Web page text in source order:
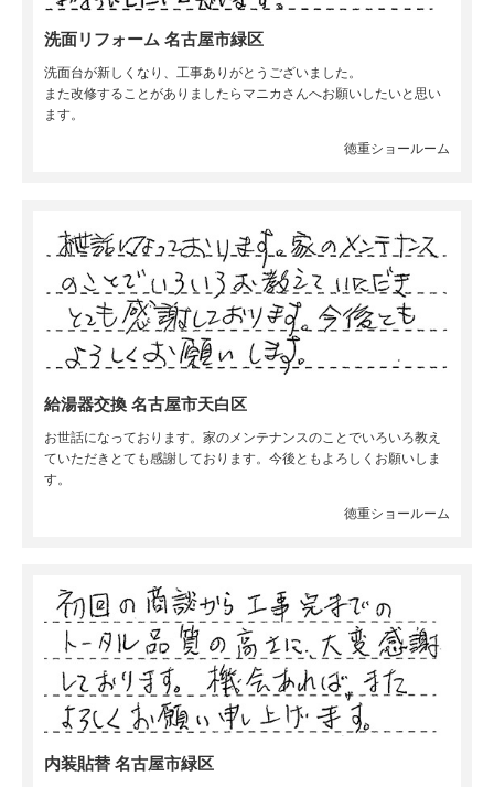
洗面リフォーム 名古屋市緑区
洗面台が新しくなり、工事ありがとうございました。
また改修することがありましたらマニカさんへお願いしたいと思い
ます。
徳重ショールーム
給湯器交換 名古屋市天白区
お世話になっております。家のメンテナンスのことでいろいろ教え
ていただきとても感謝しております。今後ともよろしくお願いしま
す。
徳重ショールーム
内装貼替 名古屋市緑区